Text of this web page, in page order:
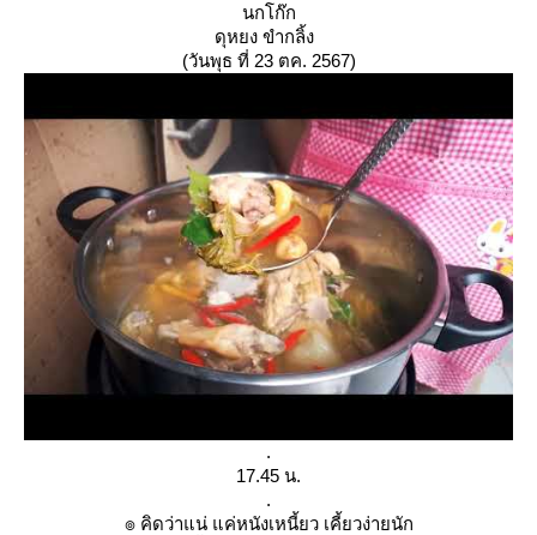
นกโก๊ก
ดุหยง ขำกลิ้ง
(วันพุธ ที่ 23 ตค. 2567)
.
17.45 น.
.
๏ คิดว่าแน่ แค่หนังเหนี้ยว เคี้ยวง่ายนัก